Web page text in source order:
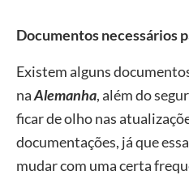
Documentos necessários
Existem alguns
naAlemanha, além do
ficar de olho nas
documentações, já que
mudar com uma certa